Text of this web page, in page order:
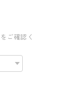
ご確認く